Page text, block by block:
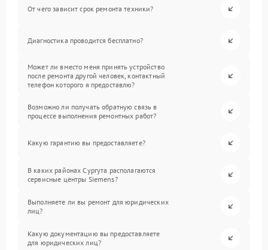
От чего зависит срок ремонта техники?
Диагностика проводится бесплатно?
Может ли вместо меня принять устройство
после ремонта другой человек, контактный
телефон которого я предоставлю?
Возможно ли получать обратную связь в
процессе выполнения ремонтных работ?
Какую гарантию вы предоставляете?
В каких районах Сургута располагаются
сервисные центры Siemens?
Выполняете ли вы ремонт для юридических
лиц?
Какую документацию вы предоставляете
для юридических лиц?